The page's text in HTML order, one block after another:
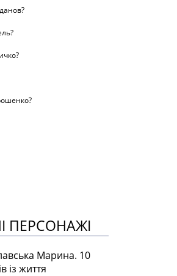
ПЕРСОНАЖІ
Марина. 10
із життя